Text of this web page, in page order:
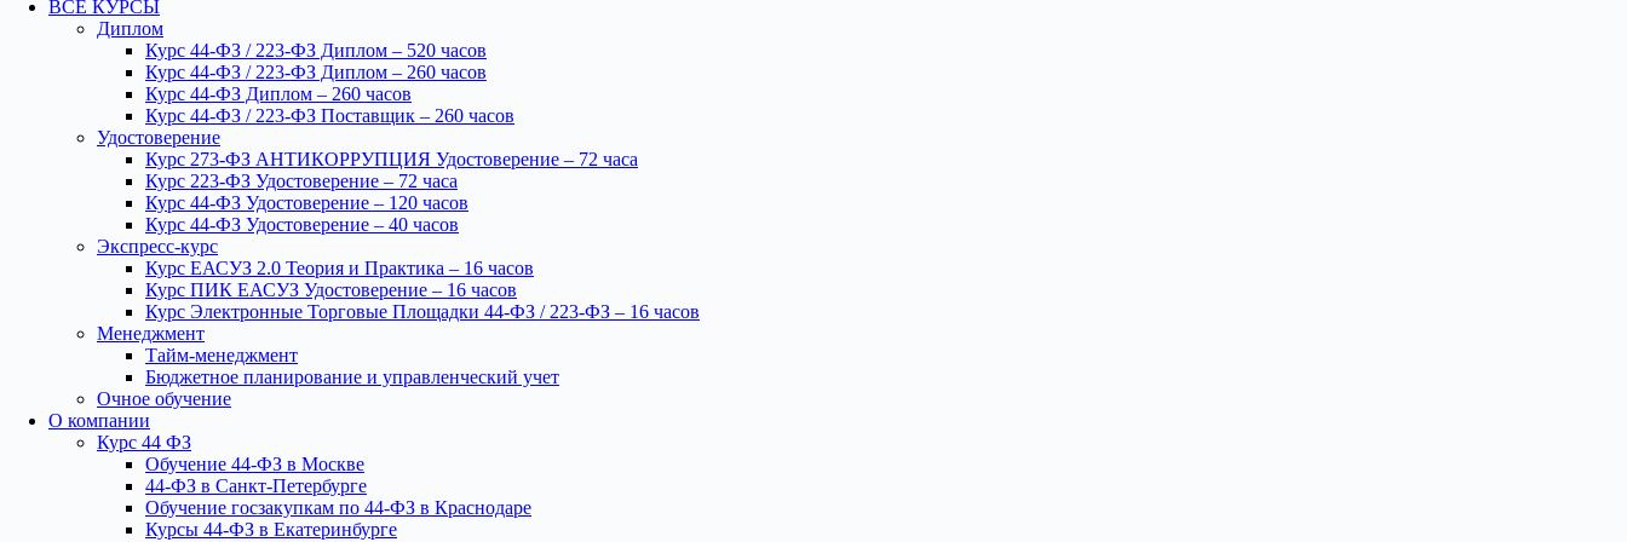
ВСЕ КУРСЫ
Диплом
Курс 44-ФЗ / 223-ФЗ Диплом – 520 часов
Курс 44-ФЗ / 223-ФЗ Диплом – 260 часов
Курс 44-ФЗ Диплом – 260 часов
Курс 44-ФЗ / 223-ФЗ Поставщик – 260 часов
Удостоверение
Курс 273-ФЗ АНТИКОРРУПЦИЯ Удостоверение – 72 часа
Курс 223-ФЗ Удостоверение – 72 часа
Курс 44-ФЗ Удостоверение – 120 часов
Курс 44-ФЗ Удостоверение – 40 часов
Экспресс-курс
Курс ЕАСУЗ 2.0 Теория и Практика – 16 часов
Курс ПИК ЕАСУЗ Удостоверение – 16 часов
Курс Электронные Торговые Площадки 44-ФЗ / 223-ФЗ – 16 часов
Менеджмент
Тайм-менеджмент
Бюджетное планирование и управленческий учет
Очное обучение
О компании
Курс 44 ФЗ
Обучение 44-ФЗ в Москве
44-ФЗ в Санкт-Петербурге
Обучение госзакупкам по 44-ФЗ в Краснодаре
Курсы 44-ФЗ в Екатеринбурге